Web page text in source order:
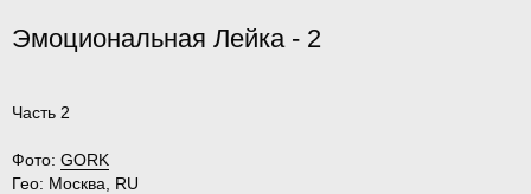
Эмоциональная Лейка - 2
Часть 2
Фото: GORK
Гео: Москва, RU